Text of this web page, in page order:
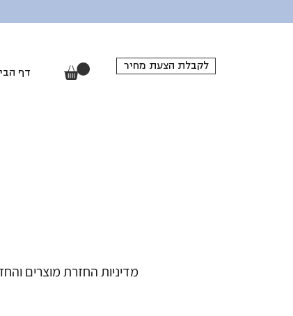
דף לקבלת הצעת מחיר
מדיניות החזרת מוצרים